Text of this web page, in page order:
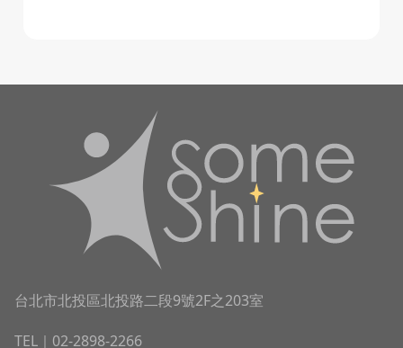
台北市北投區北投路二段9號2F之203室
TEL｜ 02-2898-2266